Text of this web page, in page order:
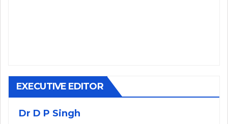
EXECUTIVE EDITOR
Dr D P Singh